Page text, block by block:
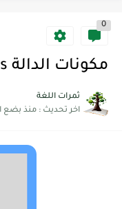
0
مكونات الدالة Functions
ثمرات اللغة
اخر تحديث : منذ بضع